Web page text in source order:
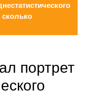
сколько
портрет